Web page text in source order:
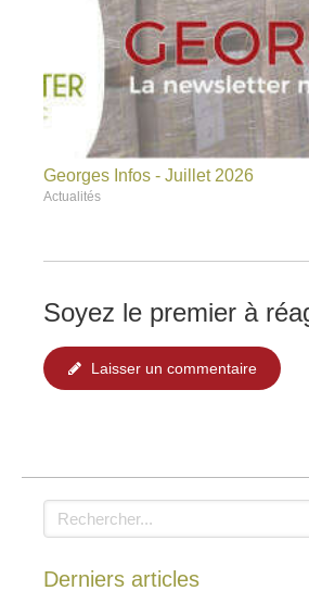
Georges Infos - Juillet 2026
Actualités
Soyez le premier à
Laisser un commentaire
Rechercher
Derniers articles